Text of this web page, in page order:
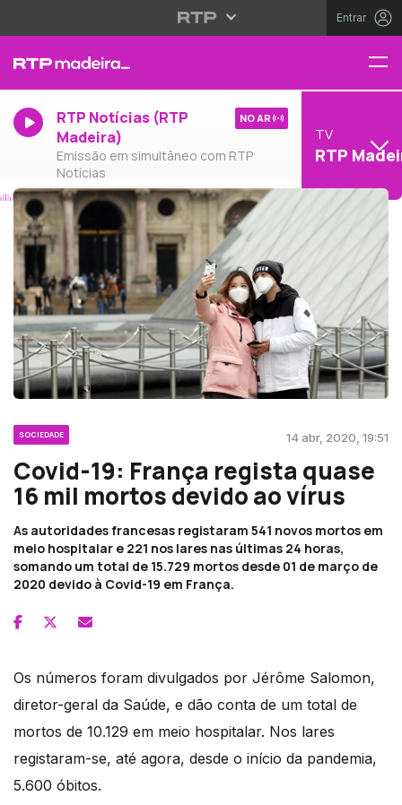
Entrar
RTP Notícias (RTP
Madeira)
Emissão em simultâneo com RTP
Notícias
NO AR
TV
RTP
SOCIEDADE 14 abr, 2020, 19:51
Covid-19: França regista quase
16 mil mortos devido ao vírus
As autoridades francesas registaram 541 novos mortos em
meio hospitalar e 221 nos lares nas últimas 24 horas,
somando um total de 15.729 mortos desde 01 de março de
2020 devido à Covid-19 em França.
Os números foram divulgados por Jérôme Salomon,
diretor-geral da Saúde, e dão conta de um total de
mortos de 10.129 em meio hospitalar. Nos lares
registaram-se, até agora, desde o início da pandemia,
5.600 óbitos.